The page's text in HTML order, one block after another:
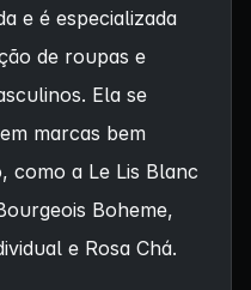
e é especializada
de roupas e
Ela se
marcas bem
como a Le Lis Blanc
Boheme,
e Rosa Chá.